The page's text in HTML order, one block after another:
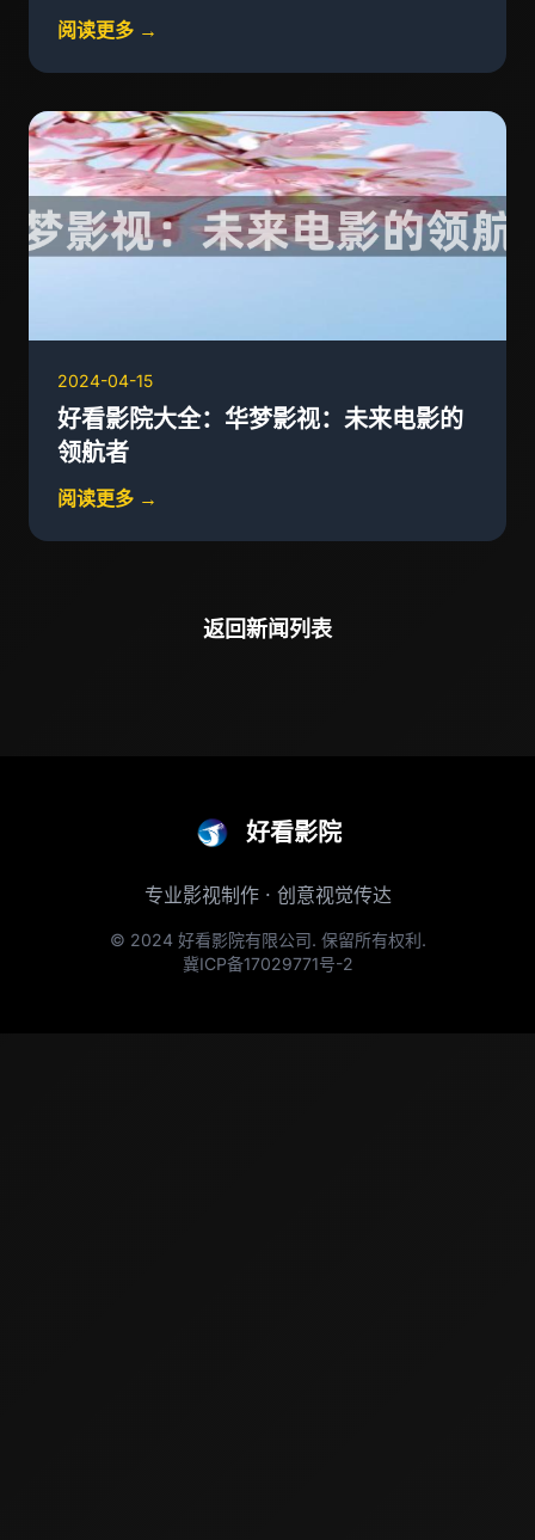
阅读更多 →
2024-04-15
好看影院大全：华梦影视：未来电影的
领航者
阅读更多 →
返回新闻列表
好看影院
专业影视制作 · 创意视觉传达
© 2024 好看影院有限公司. 保留所有权利.
冀ICP备17029771号-2